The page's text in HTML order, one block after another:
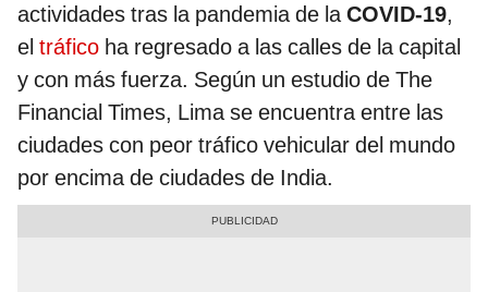
actividades tras la pandemia de laCOVID-19,
el tráfico ha regresado a las calles de la capital
y con más fuerza. Según un estudio de The
Financial Times, Lima se encuentra entre las
ciudades con peor tráfico vehicular del mundo
por encima de ciudades de India.